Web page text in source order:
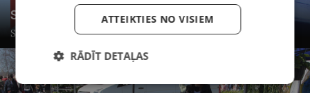
+90 foto
Stādu parāde Siguldā
Siguldas Svētku laukumā 22. Latvijas Stādu parāde.
ATTEIKTIES NO VISIEM
RĀDĪT DETAĻAS